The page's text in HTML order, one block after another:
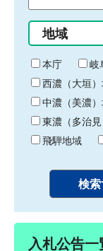
始
り
間
終
わ
り
地域
本庁
岐
西濃（大垣
中濃（美濃
東濃（多治
飛騨地域
入札公告一